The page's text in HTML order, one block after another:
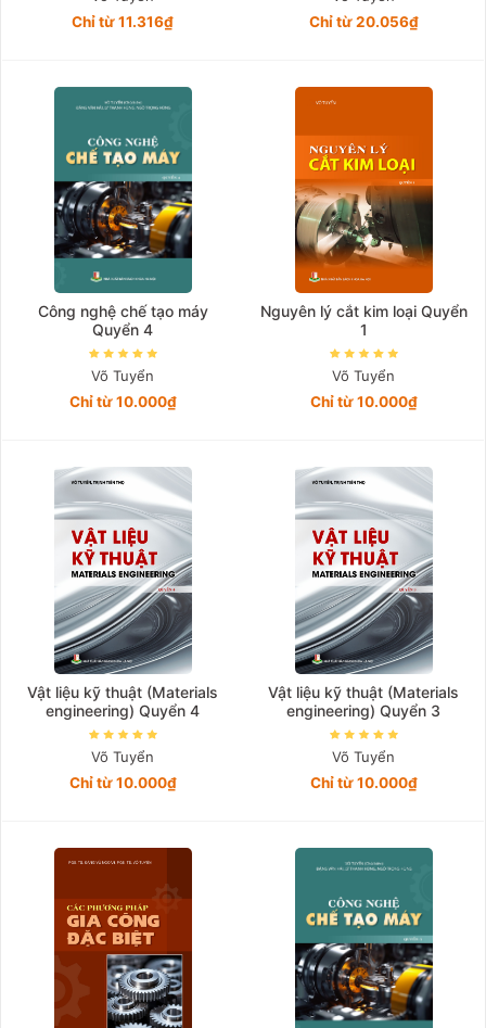
Chỉ từ 11.316₫
Chỉ từ 20.056₫
Công nghệ chế tạo máy
Quyển 4
Võ Tuyển
Chỉ từ 10.000₫
Nguyên lý cắt kim loại Quyển
1
Võ Tuyển
Chỉ từ 10.000₫
Vật liệu kỹ thuật (Materials
engineering) Quyển 4
Võ Tuyển
Chỉ từ 10.000₫
Vật liệu kỹ thuật (Materials
engineering) Quyển 3
Võ Tuyển
Chỉ từ 10.000₫